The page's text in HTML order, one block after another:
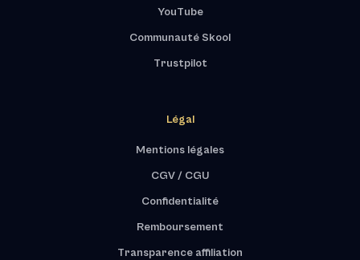
YouTube
Communauté Skool
Trustpilot
Légal
Mentions légales
CGV / CGU
Confidentialité
Remboursement
Transparence affiliation